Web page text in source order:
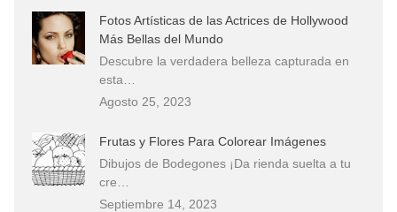
Fotos Artísticas de las Actrices de Hollywood
Más Bellas del Mundo
Descubre la verdadera belleza capturada en
esta…
Agosto 25, 2023
Frutas y Flores Para Colorear Imágenes
Dibujos de Bodegones ¡Da rienda suelta a tu
cre…
Septiembre 14, 2023